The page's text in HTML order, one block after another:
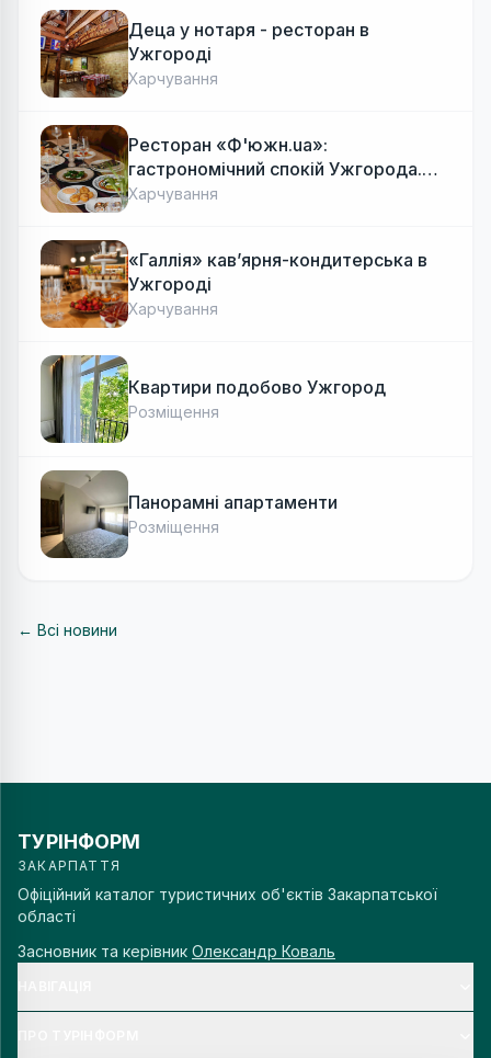
Деца у нотаря - ресторан в
Ужгороді
Харчування
Ресторан «Ф'южн.ua»:
гастрономічний спокій Ужгорода.
Авторська локальна кухня, затишок
Харчування
«Галлія» кав’ярня-кондитерська в
Ужгороді
Харчування
Квартири подобово Ужгород
Розміщення
Панорамні апартаменти
Розміщення
← Всі новини
ТУРІНФОРМ
ЗАКАРПАТТЯ
Офіційний каталог туристичних об'єктів Закарпатської
області
Засновник та керівник Олександр Коваль